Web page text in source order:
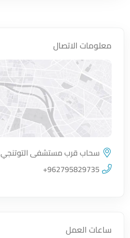
معلومات الاتصال
اضغط لتحميل الموقع
سحاب قرب مستشفى التوتنجي
+962795829735
ساعات العمل